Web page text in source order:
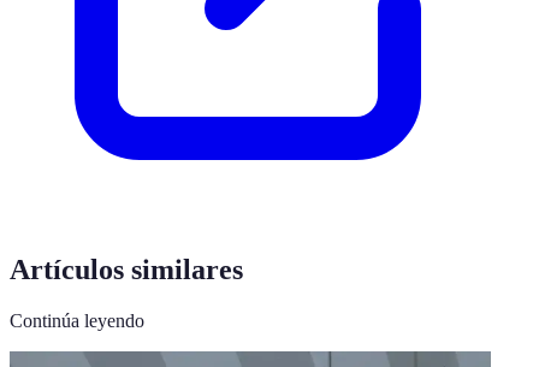
Artículos similares
Continúa leyendo